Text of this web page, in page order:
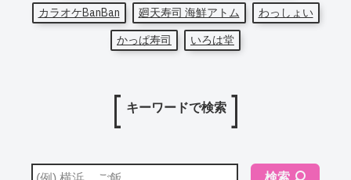
カラオケBanBan
廻天寿司 海鮮アトム
わっしょい
かっぱ寿司
いろは堂
キーワードで検索